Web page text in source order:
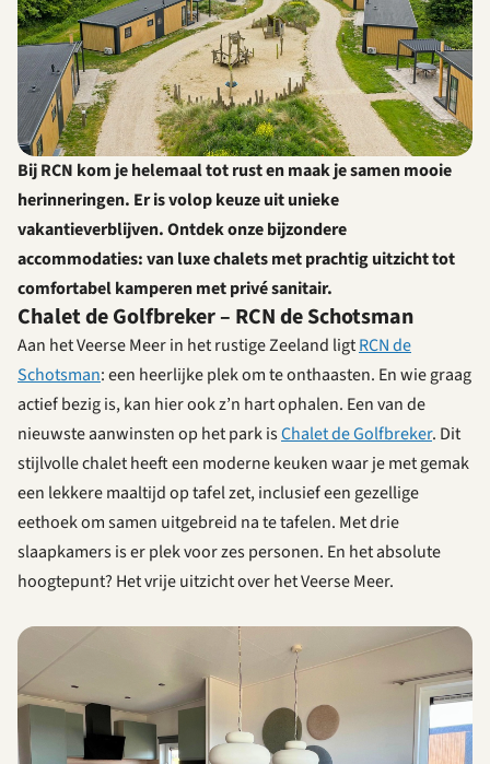
Bij RCN kom je helemaal tot rust en maak je samen mooie
herinneringen. Er is volop keuze uit unieke
vakantieverblijven. Ontdek onze bijzondere
accommodaties: van luxe chalets met prachtig uitzicht tot
comfortabel kamperen met privé sanitair.
Chalet de Golfbreker – RCN de Schotsman
Aan het Veerse Meer in het rustige Zeeland ligtRCN de
Schotsman: een heerlijke plek om te onthaasten. En wie graag
actief bezig is, kan hier ook z’n hart ophalen. Een van de
nieuwste aanwinsten op het park isChalet de Golfbreker. Dit
stijlvolle chalet heeft een moderne keuken waar je met gemak
een lekkere maaltijd op tafel zet, inclusief een gezellige
eethoek om samen uitgebreid na te tafelen. Met drie
slaapkamers is er plek voor zes personen. En het absolute
hoogtepunt? Het vrije uitzicht over het Veerse Meer.